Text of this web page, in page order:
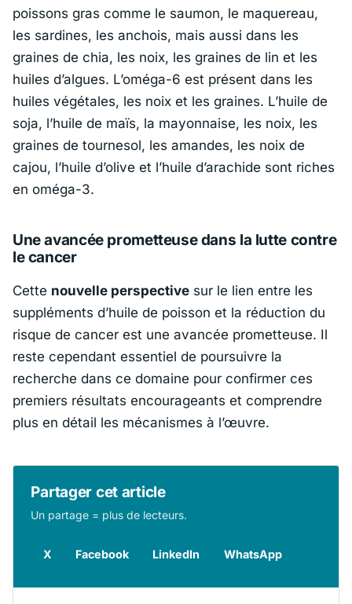
poissons gras comme le saumon, le maquereau,
les sardines, les anchois, mais aussi dans les
graines de chia, les noix, les graines de lin et les
huiles d’algues. L’oméga-6 est présent dans les
huiles végétales, les noix et les graines. L’huile de
soja, l’huile de maïs, la mayonnaise, les noix, les
graines de tournesol, les amandes, les noix de
cajou, l’huile d’olive et l’huile d’arachide sont riches
en oméga-3.
Une avancée prometteuse dans la lutte contre
le cancer
Cette nouvelle perspective sur le lien entre les
suppléments d’huile de poisson et la réduction du
risque de cancer est une avancée prometteuse. Il
reste cependant essentiel de poursuivre la
recherche dans ce domaine pour confirmer ces
premiers résultats encourageants et comprendre
plus en détail les mécanismes à l’œuvre.
Partager cet article
Un partage = plus de lecteurs.
X Facebook LinkedIn WhatsApp